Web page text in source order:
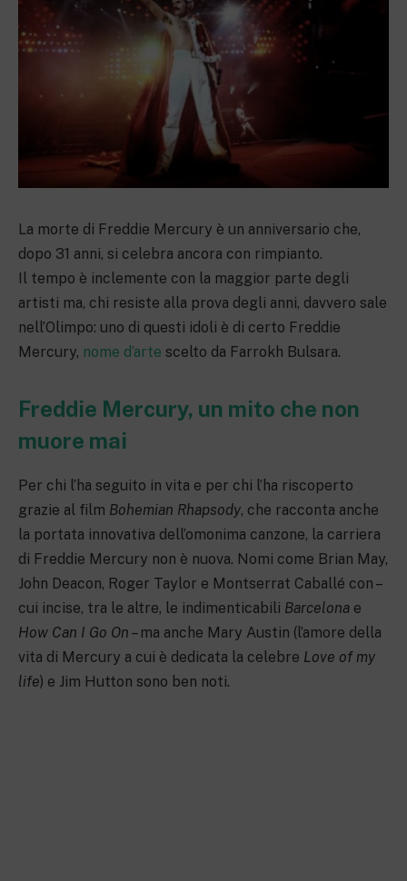
La morte di Freddie Mercury è un anniversario che,
dopo 31 anni, si celebra ancora con rimpianto.
Il tempo è inclemente con la maggior parte degli
artisti ma, chi resiste alla prova degli anni, davvero sale
nell’Olimpo: uno di questi idoli è di certo Freddie
Mercury, nome d’arte scelto da Farrokh Bulsara.
Freddie Mercury, un mito che non
muore mai
Per chi l’ha seguito in vita e per chi l’ha riscoperto
grazie al film Bohemian Rhapsody, che racconta anche
la portata innovativa dell’omonima canzone, la carriera
di Freddie Mercury non è nuova. Nomi come Brian May,
John Deacon, Roger Taylor e Montserrat Caballé con –
cui incise, tra le altre, le indimenticabili Barcelona e
How Can I Go On – ma anche Mary Austin (l’amore della
vita di Mercury a cui è dedicata la celebre Love of my
life) e Jim Hutton sono ben noti.